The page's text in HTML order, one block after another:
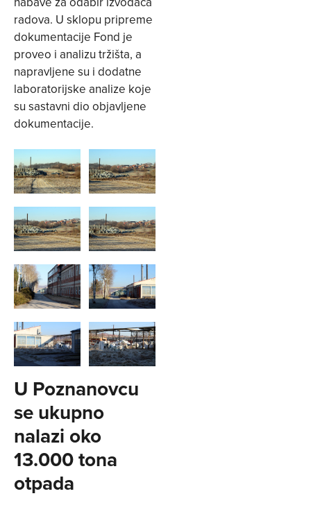
radova. U sklopu pripreme
dokumentacije Fond je
proveo i analizu tržišta, a
napravljene su i dodatne
laboratorijske analize koje
su sastavni dio objavljene
dokumentacije.
U Poznanovcu
se ukupno
nalazi oko
13.000 tona
otpada